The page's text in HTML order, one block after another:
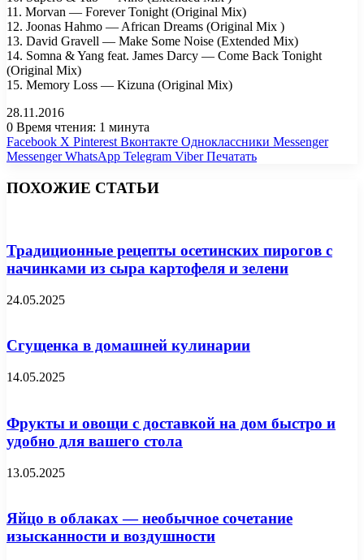
11. Morvan — Forever Tonight (Original Mix)
12. Joonas Hahmo — African Dreams (Original Mix )
13. David Gravell — Make Some Noise (Extended Mix)
14. Somna & Yang feat. James Darcy — Come Back Tonight
(Original Mix)
15. Memory Loss — Kizuna (Original Mix)
28.11.2016
0 Время чтения: 1 минута
Facebook X Pinterest Вконтакте Одноклассники Messenger
Messenger WhatsApp Telegram Viber Печатать
ПОХОЖИЕ СТАТЬИ
Традиционные рецепты осетинских пирогов с
начинками из сыра картофеля и зелени
24.05.2025
Сгущенка в домашней кулинарии
14.05.2025
Фрукты и овощи с доставкой на дом быстро и
удобно для вашего стола
13.05.2025
Яйцо в облаках — необычное сочетание
изысканности и воздушности